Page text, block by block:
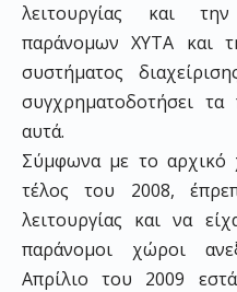
λειτουργίας και
παράνομων ΧΥΤΑ και
συστήματος
συγχρηματοδοτήσει
αυτά.
Σύμφωνα με το αρχικό
τέλος του 2008,
λειτουργίας και να
παράνομοι χώροι
Απρίλιο του 2009